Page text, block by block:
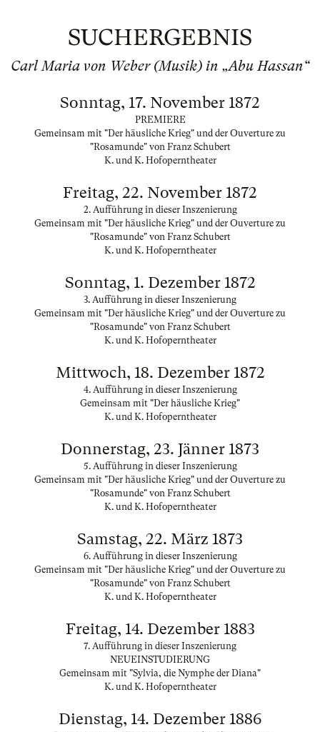
SUCHERGEBNIS
Carl Maria von Weber (Musik) in „Abu Hassan“
Sonntag, 17. November 1872
PREMIERE
Gemeinsam mit "Der häusliche Krieg" und der Ouverture zu
"Rosamunde" von Franz Schubert
K. und K. Hofoperntheater
Freitag, 22. November 1872
2. Aufführung in dieser Inszenierung
Gemeinsam mit "Der häusliche Krieg" und der Ouverture zu
"Rosamunde" von Franz Schubert
K. und K. Hofoperntheater
Sonntag, 1. Dezember 1872
3. Aufführung in dieser Inszenierung
Gemeinsam mit "Der häusliche Krieg" und der Ouverture zu
"Rosamunde" von Franz Schubert
K. und K. Hofoperntheater
Mittwoch, 18. Dezember 1872
4. Aufführung in dieser Inszenierung
Gemeinsam mit "Der häusliche Krieg"
K. und K. Hofoperntheater
Donnerstag, 23. Jänner 1873
5. Aufführung in dieser Inszenierung
Gemeinsam mit "Der häusliche Krieg" und der Ouverture zu
"Rosamunde" von Franz Schubert
K. und K. Hofoperntheater
Samstag, 22. März 1873
6. Aufführung in dieser Inszenierung
Gemeinsam mit "Der häusliche Krieg" und der Ouverture zu
"Rosamunde" von Franz Schubert
K. und K. Hofoperntheater
Freitag, 14. Dezember 1883
7. Aufführung in dieser Inszenierung
NEUEINSTUDIERUNG
Gemeinsam mit "Sylvia, die Nymphe der Diana"
K. und K. Hofoperntheater
Dienstag, 14. Dezember 1886